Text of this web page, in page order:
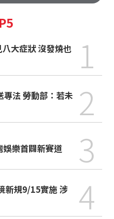
1
法 勞動部：若未 2
娛樂首闢新賽道 3
新規9/15實施 涉
4